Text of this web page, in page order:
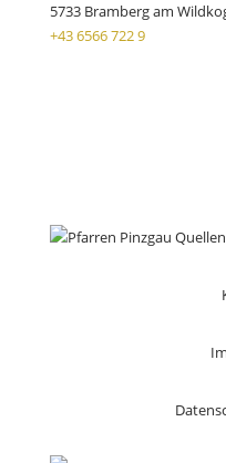
5733 Bramberg am
+43 6566 722 9